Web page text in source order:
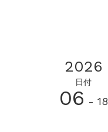
2026
日付
06 - 18